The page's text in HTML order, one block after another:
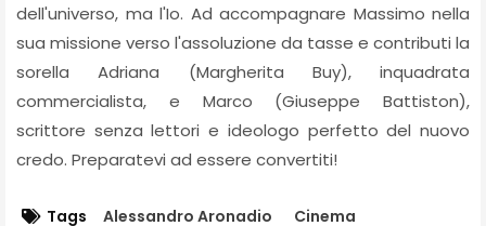
dell'universo, ma l'Io. Ad accompagnare Massimo nella
sua missione verso l'assoluzione da tasse e contributi la
sorella Adriana (Margherita Buy), inquadrata
commercialista, e Marco (Giuseppe Battiston),
scrittore senza lettori e ideologo perfetto del nuovo
credo. Preparatevi ad essere convertiti!
Tags Alessandro Aronadio
Cinema